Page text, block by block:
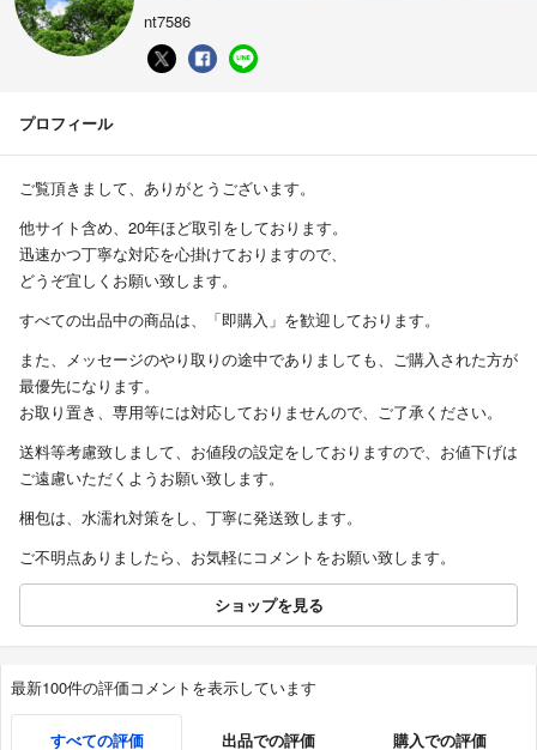
nt7586
プロフィール
ご覧頂きまして、ありがとうございます。
他サイト含め、20年ほど取引をしております。
迅速かつ丁寧な対応を心掛けておりますので、
どうぞ宜しくお願い致します。
すべての出品中の商品は、「即購入」を歓迎しております。
また、メッセージのやり取りの途中でありましても、ご購入された方が
最優先になります。
お取り置き、専用等には対応しておりませんので、ご了承ください。
送料等考慮致しまして、お値段の設定をしておりますので、お値下げは
ご遠慮いただくようお願い致します。
梱包は、水濡れ対策をし、丁寧に発送致します。
ご不明点ありましたら、お気軽にコメントをお願い致します。
ショップを見る
最新100件の評価コメントを表示しています
すべての評価 出品での評価 購入での評価